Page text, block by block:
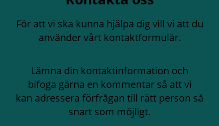
För att vi ska kunna hjälpa dig vill vi att du
använder vårt kontaktformulär.
Lämna din kontaktinformation och
bifoga gärna en kommentar så att vi
kan adressera förfrågan till rätt person så
snart som möjligt.